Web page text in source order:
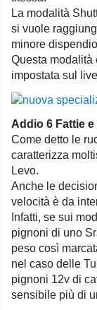
La modalità
si vuole
minore
Questa modalità
impostata sul
Addio 6 Fattie
Come detto le
caratterizza
Levo.
Anche le
velocità è da
Infatti, se sui
pignoni di uno
peso così
nel caso delle
pignoni 12v di
sensibile più di